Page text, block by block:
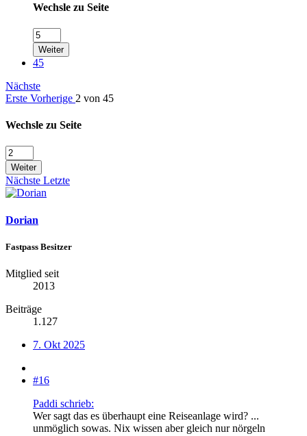
Wechsle zu Seite
Weiter
45
Nächste
Erste Vorherige 2 von 45
Wechsle zu Seite
Weiter
Nächste Letzte
Dorian
Fastpass Besitzer
Mitglied seit
2013
Beiträge
1.127
7. Okt 2025
#16
Paddi schrieb:
Wer sagt das es überhaupt eine Reiseanlage wird? ...
unmöglich sowas. Nix wissen aber gleich nur nörgeln